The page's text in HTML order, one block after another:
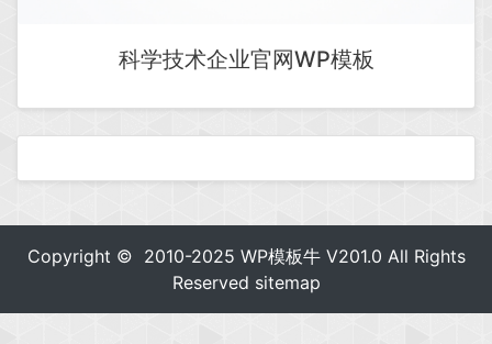
科学技术企业官网WP模板
Copyright © 2010-2025 WP模板牛V201.0 All Rights
Reserved sitemap